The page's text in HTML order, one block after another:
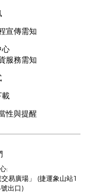
宣傳需知
心
服務需知
載
性與提醒
:
易廣場」 (捷運象山站1
出口)